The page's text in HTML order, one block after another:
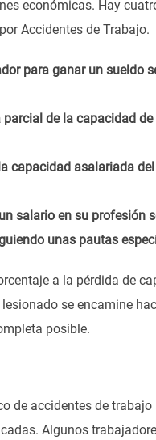
económicas. Hay
Accidentes de Trabajo.
para ganar un sueldo
de la capacidad
capacidad asalariada
salario en su profesión
unas pautas
a la pérdida de
se encamine
posible.
de accidentes de
Algunos